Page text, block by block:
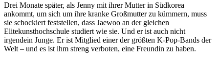
Drei Monate später, als Jenny mit ihrer Mutter in Südkorea
ankommt, um sich um ihre kranke Großmutter zu kümmern, muss
sie schockiert feststellen, dass Jaewoo an der gleichen
Elitekunsthochschule studiert wie sie. Und er ist auch nicht
irgendein Junge. Er ist Mitglied einer der größten K-Pop-Bands der
Welt – und es ist ihm streng verboten, eine Freundin zu haben.